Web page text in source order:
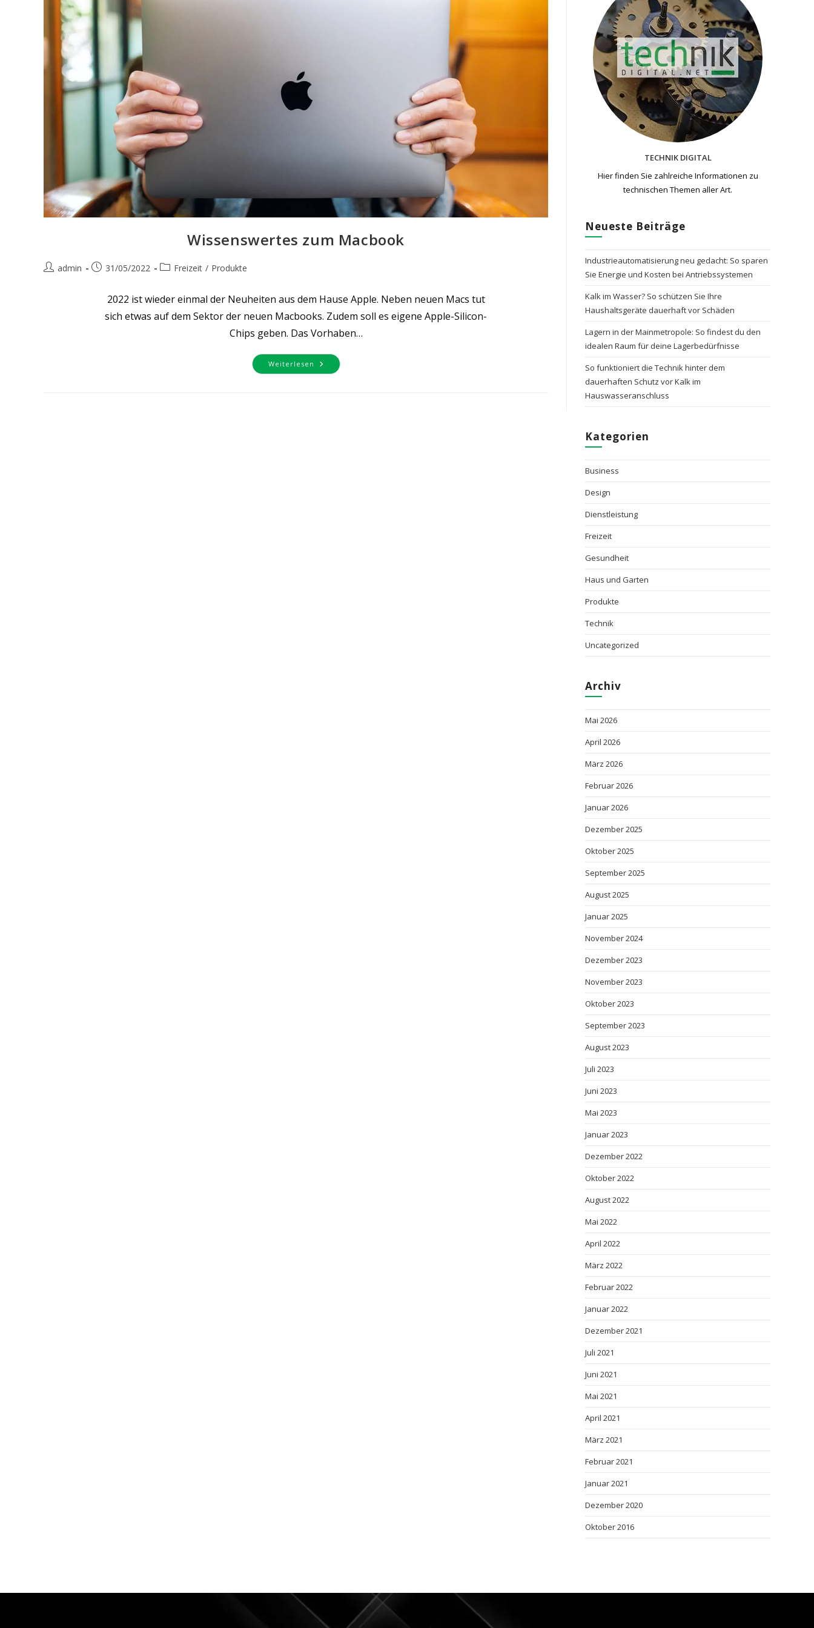
Wissenswertes zum Macbook
Beitrags-
admin
Beitrag31/05/2022
Beitrags-
Freizeit / Produkte
2022 ist wieder einmal der Neuheiten aus dem Hause Apple. Neben neuen Macs tut
sich etwas auf dem Sektor der neuen Macbooks. Zudem soll es eigene Apple-Silicon-
Chips geben. Das Vorhaben…
Weiterlesen Wissenswertes
Zum
TECHNIK DIGITAL
Hier finden Sie zahlreiche Informationen zu
technischen Themen​ aller Art.
Neueste Beiträge
Industrieautomatisierung neu gedacht: So sparen
Sie Energie und Kosten bei Antriebssystemen
Kalk im Wasser? So schützen Sie Ihre
Haushaltsgeräte dauerhaft vor Schäden
Lagern in der Mainmetropole: So findest du den
idealen Raum für deine Lagerbedürfnisse
So funktioniert die Technik hinter dem
dauerhaften Schutz vor Kalk im
Hauswasseranschluss
Kategorien
Business
Design
Dienstleistung
Freizeit
Gesundheit
Haus und Garten
Produkte
Technik
Uncategorized
Archiv
Mai 2026
April 2026
März 2026
Februar 2026
Januar 2026
Dezember 2025
Oktober 2025
September 2025
August 2025
Januar 2025
November 2024
Dezember 2023
November 2023
Oktober 2023
September 2023
August 2023
Juli 2023
Juni 2023
Mai 2023
Januar 2023
Dezember 2022
Oktober 2022
August 2022
Mai 2022
April 2022
März 2022
Februar 2022
Januar 2022
Dezember 2021
Juli 2021
Juni 2021
Mai 2021
April 2021
März 2021
Februar 2021
Januar 2021
Dezember 2020
Oktober 2016